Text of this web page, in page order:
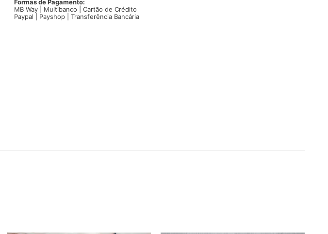
escudo
FPF
Formas de Pagamento:
MB Way | Multibanco | Cartão de Crédito
Paypal | Payshop | Transferência Bancária